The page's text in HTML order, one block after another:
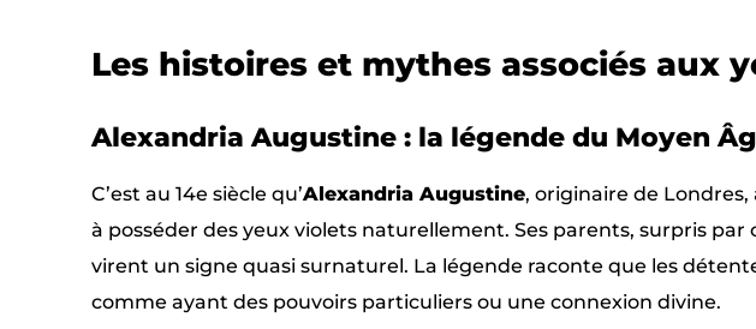
Les histoires et mythes associés aux
Alexandria Augustine : la légende du Moyen
C’est au 14e siècle qu’Alexandria Augustine, originaire de
à posséder des yeux violets naturellement. Ses parents, surpris
virent un signe quasi surnaturel. La légende raconte que les
comme ayant des pouvoirs particuliers ou une connexion divine.